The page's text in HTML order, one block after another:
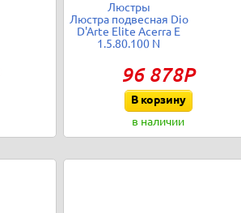
Люстры
Люстра подвесная Dio
D'Arte Elite Acerra E
1.5.80.100 N
96 878Р
В корзину
в наличии